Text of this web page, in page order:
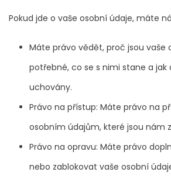
Pokud jde o vaše osobní údaje, máte
Máte právo vědět, proč jsou vaše
potřebné, co se s nimi stane a jak
uchovány.
Právo na přístup: Máte právo na
osobním údajům, které jsou nám
Právo na opravu: Máte právo
nebo zablokovat vaše osobní